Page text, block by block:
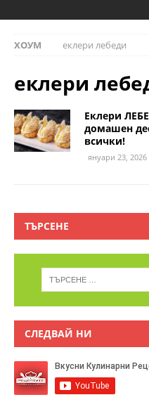
ХОУМ еклери лебеди
еклери
Еклери
домашен
всички!
януари 23, 2026
ТЪРСЕНЕ
СЛЕДВАЙ НИ